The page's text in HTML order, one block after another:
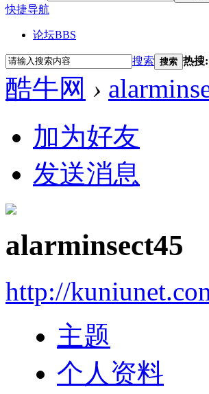
快捷导航
论坛BBS
搜索 搜索 热搜:
酷牛网 ›
加为好友
发送消息
alarminsect45
http://
主题
个人资料